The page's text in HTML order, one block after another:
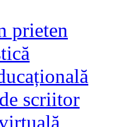
prieten
scriitor